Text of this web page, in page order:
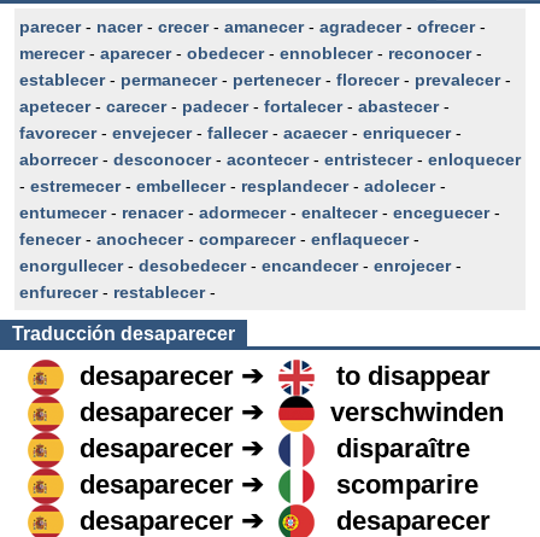
parecer- nacer- crecer- amanecer- agradecer- ofrecer-
merecer- aparecer- obedecer- ennoblecer- reconocer-
establecer- permanecer- pertenecer- florecer- prevalecer-
apetecer- carecer- padecer- fortalecer- abastecer-
favorecer- envejecer- fallecer- acaecer- enriquecer-
aborrecer- desconocer- acontecer- entristecer- enloquecer
- estremecer- embellecer- resplandecer- adolecer-
entumecer- renacer- adormecer- enaltecer- enceguecer-
fenecer- anochecer- comparecer- enflaquecer-
enorgullecer- desobedecer- encandecer- enrojecer-
enfurecer- restablecer-
Traducción desaparecer
desaparecer ➔
to disappear
desaparecer ➔
verschwinden
desaparecer ➔
disparaître
desaparecer ➔
scomparire
desaparecer ➔
desaparecer